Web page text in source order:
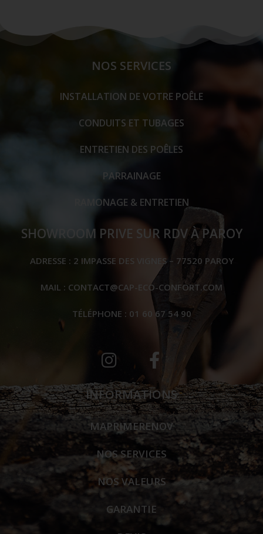
NOS SERVICES
INSTALLATION DE VOTRE POÊLE
CONDUITS ET TUBAGES
ENTRETIEN DES POÊLES
PARRAINAGE
RAMONAGE & ENTRETIEN
SHOWROOM PRIVE SUR RDV À PAROY
ADRESSE : 2 IMPASSE DES VIGNES – 77520 PAROY
MAIL : CONTACT@CAP-ECO-CONFORT.COM
TÉLÉPHONE : 01 60 67 54 90‬
INFORMATIONS
MAPRIMERENOV
NOS SERVICES
NOS VALEURS
GARANTIE